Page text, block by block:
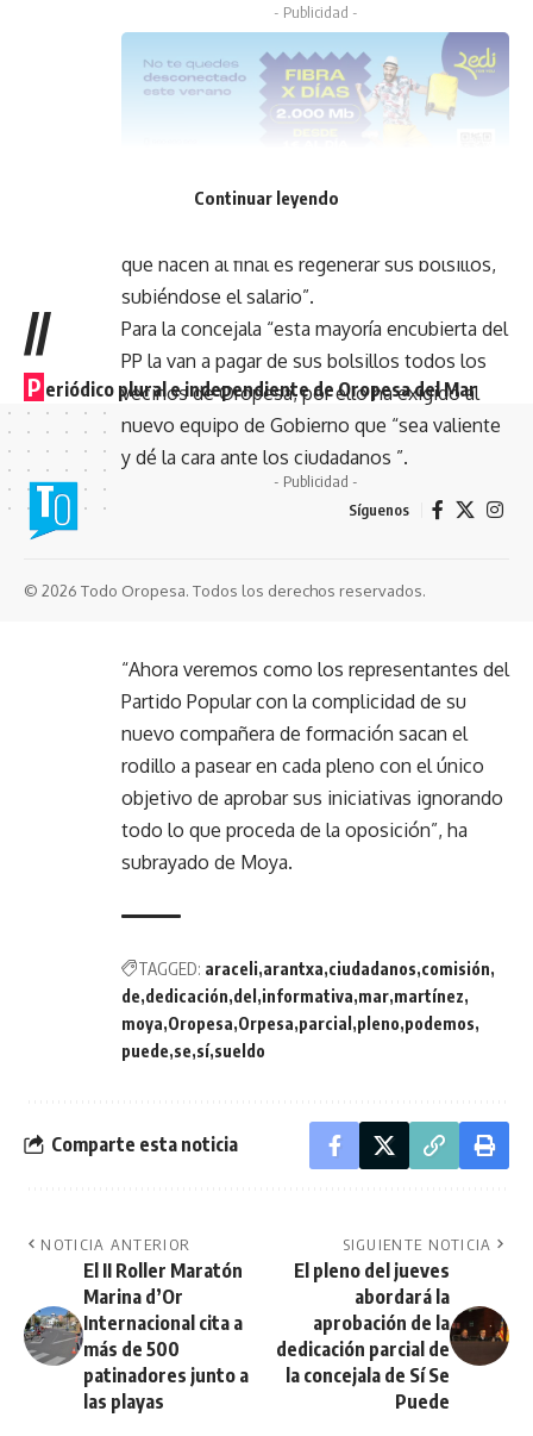
- Publicidad -
Así, la edil ha lamentado que aquellos «que
que hacen al final es regenerar sus bolsillos,
subiéndose el salario”.
Para la concejala “esta mayoría encubierta del
PP la van a pagar de sus bolsillos todos los
vecinos de Oropesa, por ello ha exigido al
nuevo equipo de Gobierno que “sea valiente
y dé la cara ante los ciudadanos ”.
- Publicidad -
“Ahora veremos como los representantes del
Partido Popular con la complicidad de su
nuevo compañera de formación sacan el
rodillo a pasear en cada pleno con el único
objetivo de aprobar sus iniciativas ignorando
todo lo que proceda de la oposición”, ha
subrayado de Moya.
TAGGED: araceli arantxa ciudadanos comisión
de dedicación del informativa mar martínez
moya Oropesa Orpesa parcial pleno podemos
puede se sí sueldo
Comparte esta noticia
NOTICIA ANTERIOR
El II Roller Maratón
Marina d’Or
Internacional cita a
más de 500
patinadores junto a
las playas
SIGUIENTE NOTICIA
El pleno del jueves
abordará la
aprobación de la
dedicación parcial de
la concejala de Sí Se
Puede
Continuar leyendo
//
P eriódico plural e independiente de Oropesa del Mar
Síguenos
© 2026 Todo Oropesa. Todos los derechos reservados.